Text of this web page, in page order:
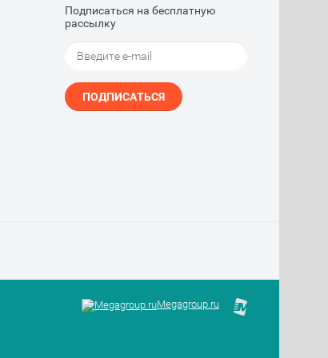
Подписаться на бесплатную
рассылку
ПОДПИСАТЬСЯ
Megagroup.ru